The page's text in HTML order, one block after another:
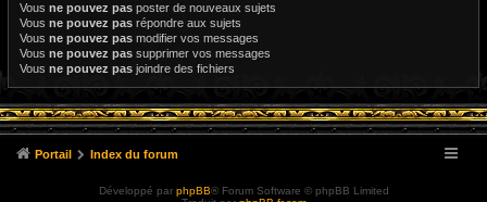
Vous ne pouvez pas poster de nouveaux sujets
Vous ne pouvez pas répondre aux sujets
Vous ne pouvez pas modifier vos messages
Vous ne pouvez pas supprimer vos messages
Vous ne pouvez pas joindre des fichiers
Portail Index du forum
Développé par phpBB® Forum Software © phpBB Limited